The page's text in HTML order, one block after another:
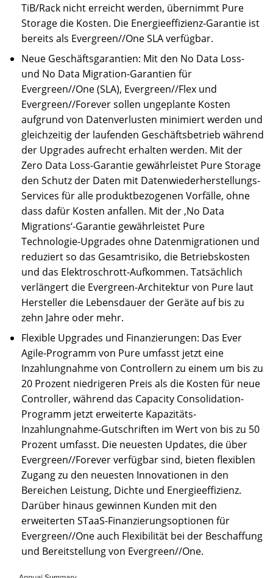
TiB/Rack nicht erreicht werden, übernimmt Pure
Storage die Kosten. Die Energieeffizienz-Garantie ist
bereits als Evergreen//One SLA verfügbar.
Neue Geschäftsgarantien: Mit den No Data Loss-
und No Data Migration-Garantien für
Evergreen//One (SLA), Evergreen//Flex und
Evergreen//Forever sollen ungeplante Kosten
aufgrund von Datenverlusten minimiert werden und
gleichzeitig der laufenden Geschäftsbetrieb während
der Upgrades aufrecht erhalten werden. Mit der
Zero Data Loss-Garantie gewährleistet Pure Storage
den Schutz der Daten mit Datenwiederherstellungs-
Services für alle produktbezogenen Vorfälle, ohne
dass dafür Kosten anfallen. Mit der ‚No Data
Migrations‘-Garantie gewährleistet Pure
Technologie-Upgrades ohne Datenmigrationen und
reduziert so das Gesamtrisiko, die Betriebskosten
und das Elektroschrott-Aufkommen. Tatsächlich
verlängert die Evergreen-Architektur von Pure laut
Hersteller die Lebensdauer der Geräte auf bis zu
zehn Jahre oder mehr.
Flexible Upgrades und Finanzierungen: Das Ever
Agile-Programm von Pure umfasst jetzt eine
Inzahlungnahme von Controllern zu einem um bis zu
20 Prozent niedrigeren Preis als die Kosten für neue
Controller, während das Capacity Consolidation-
Programm jetzt erweiterte Kapazitäts-
Inzahlungnahme-Gutschriften im Wert von bis zu 50
Prozent umfasst. Die neuesten Updates, die über
Evergreen//Forever verfügbar sind, bieten flexiblen
Zugang zu den neuesten Innovationen in den
Bereichen Leistung, Dichte und Energieeffizienz.
Darüber hinaus gewinnen Kunden mit den
erweiterten STaaS-Finanzierungsoptionen für
Evergreen//One auch Flexibilität bei der Beschaffung
und Bereitstellung von Evergreen//One.